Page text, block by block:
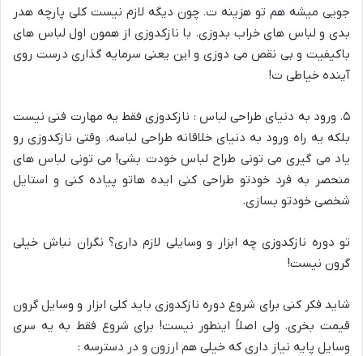
جویی میشه هم تو هزینه ت. چون دیگه لازم نیست کلی پارچه هدر
بدی و لباس های خراب بدوزی. با نازکدوزی از همون اول لباس های
باکیفیت و بی نقص می دوزی و این یعنی سرمایه گذاری درست روی
آینده خیاطی ت!
۵. ورود به دنیای طراحی لباس : نازکدوزی فقط یه مهارت فنی نیست
بلکه یه راه ورود به دنیای خلاقانه طراحی لباسه. وقتی نازکدوزی رو
یاد می گیری می تونی طراح لباس خودت بشی! می تونی لباس های
منحصر به فرد خودتو طراحی کنی ایده هاتو پیاده کنی و استایل
شخصی خودتو بسازی.
تو دوره نازکدوزی چه ابزار و وسایلی لازم داری؟ نگران نباش خیلی
گرون نیست!
شاید فکر کنی برای شروع دوره نازکدوزی باید کلی ابزار و وسایل گرون
قیمت بخری. ولی اصلاً اینطور نیست! برای شروع فقط به یه سری
وسایل پایه نیاز داری که خیلی هم ارزون و در دسترسه :